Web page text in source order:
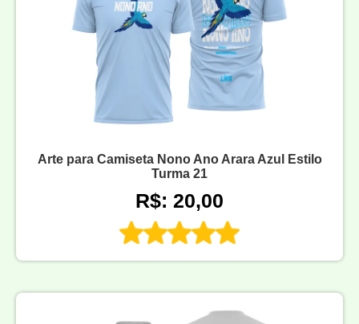
Arte para Camiseta Nono Ano Arara Azul Estilo
Turma 21
R$: 20,00